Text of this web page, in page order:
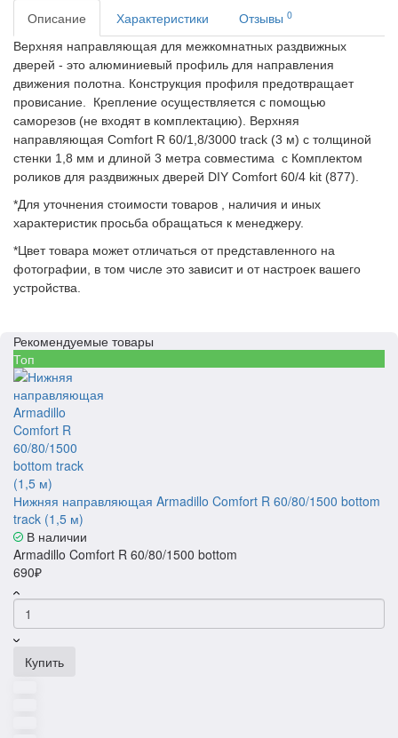
Описание
Характеристики Отзывы 0
Верхняя направляющая для межкомнатных раздвижных
дверей - это алюминиевый профиль для направления
движения полотна. Конструкция профиля предотвращает
провисание. Крепление осуществляется с помощью
саморезов (не входят в комплектацию). Верхняя
направляющая Comfort R 60/1,8/3000 track (3 м) с толщиной
стенки 1,8 мм и длиной 3 метра совместима с Комплектом
роликов для раздвижных дверей DIY Comfort 60/4 kit (877).
*Для уточнения стоимости товаров , наличия и иных
характеристик просьба обращаться к менеджеру.
*Цвет товара может отличаться от представленного на
фотографии, в том числе это зависит и от настроек вашего
устройства.
Рекомендуемые товары
Топ
Нижняя направляющая Armadillo Comfort R 60/80/1500 bottom
track (1,5 м)
В наличии
Armadillo Comfort R 60/80/1500 bottom
690₽
Купить